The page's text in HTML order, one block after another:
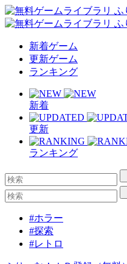
新着ゲーム
更新ゲーム
ランキング
新着
更新
ランキング
#ホラー
#探索
#レトロ